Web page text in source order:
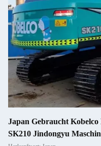
Japan Gebraucht
SK210 Jindongyu